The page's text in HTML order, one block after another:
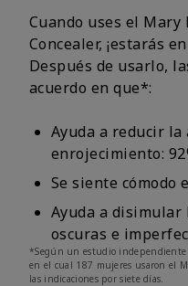
Cuando uses el
Concealer, ¡estarás
Después de usarlo,
acuerdo en que*:
Ayuda a reducir la
enrojecimiento:
Se siente cómodo
Ayuda a disimular
oscuras e
*Según un estudio independiente
en el cual 187 mujeres usaron el
las indicaciones por siete días.